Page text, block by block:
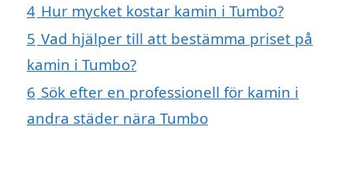
4 Hur mycket kostar kamin i Tumbo?
5 Vad hjälper till att bestämma priset på
kamin i Tumbo?
6 Sök efter en professionell för kamin i
andra städer nära Tumbo